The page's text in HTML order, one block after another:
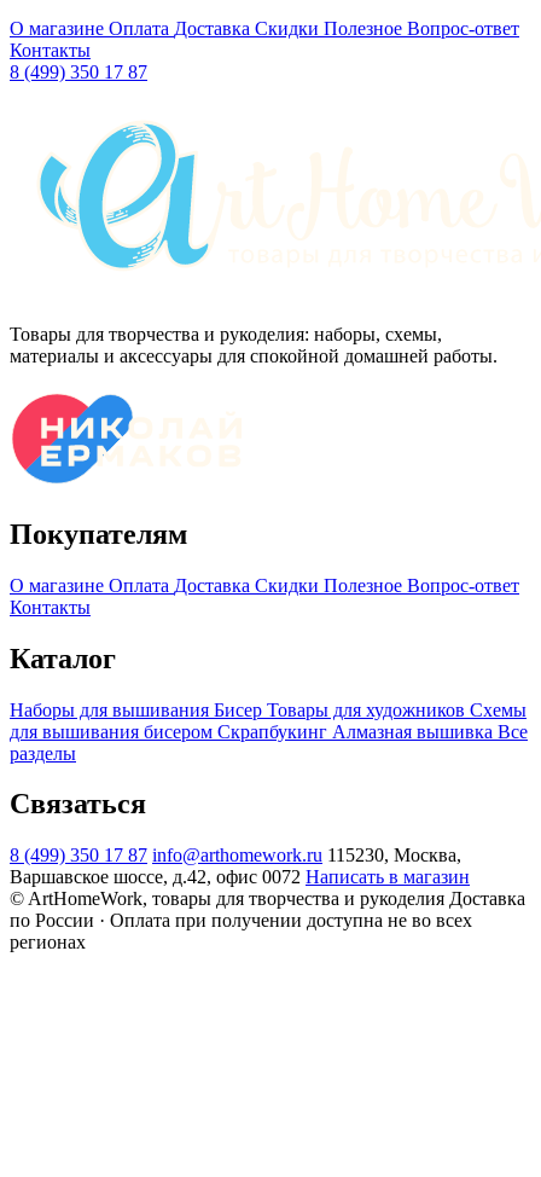
О магазине Оплата Доставка Скидки Полезное Вопрос-ответ
Контакты
8 (499) 350 17 87
Товары для творчества и рукоделия: наборы, схемы,
материалы и аксессуары для спокойной домашней работы.
Покупателям
О магазине Оплата Доставка Скидки Полезное Вопрос-ответ
Контакты
Каталог
Наборы для вышивания Бисер Товары для художников Схемы
для вышивания бисером Скрапбукинг Алмазная вышивка Все
разделы
Связаться
8 (499) 350 17 87 info@arthomework.ru 115230, Москва,
Варшавское шоссе, д.42, офис 0072 Написать в магазин
© ArtHomeWork, товары для творчества и рукоделия Доставка
по России · Оплата при получении доступна не во всех
регионах